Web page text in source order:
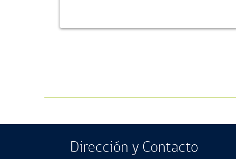
Dirección y Contacto